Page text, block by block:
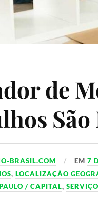
de
São
BRASIL.COM EM7
,LOCALIZAÇÃO
/ CAPITAL,